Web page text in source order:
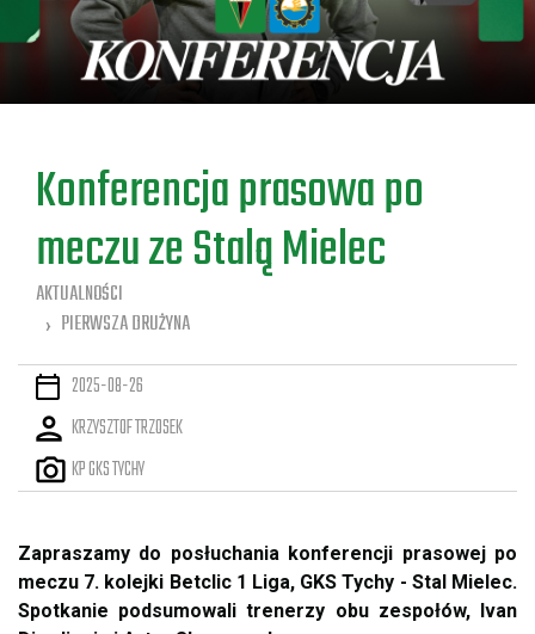
a
Konferencja prasowa po
meczu ze Stalą Mielec
AKTUALNOŚCI
PIERWSZA DRUŻYNA
2025-08-26
KRZYSZTOF TRZOSEK
KP GKS TYCHY
Zapraszamy do posłuchania konferencji prasowej po
meczu 7. kolejki Betclic 1 Liga, GKS Tychy - Stal Mielec.
Spotkanie podsumowali trenerzy obu zespołów, Ivan